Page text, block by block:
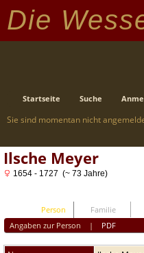
Die
Startseite Suche
Sie sind momentan nicht
Ilsche Meyer
1654 - 1727 (~ 73 Jahre)
Person Familie
Angaben zur Person | PDF